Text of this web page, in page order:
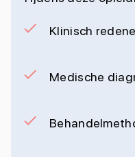
Klinisch
Medische